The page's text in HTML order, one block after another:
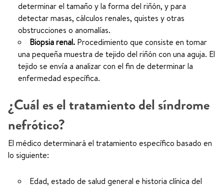
determinar el tamaño y la forma del riñón, y para
detectar masas, cálculos renales, quistes y otras
obstrucciones o anomalías.
Biopsia renal. Procedimiento que consiste en tomar
una pequeña muestra de tejido del riñón con una aguja. El
tejido se envía a analizar con el fin de determinar la
enfermedad específica.
¿Cuál es el tratamiento del síndrome
nefrótico?
El médico determinará el tratamiento específico basado en
lo siguiente:
Edad, estado de salud general e historia clínica del